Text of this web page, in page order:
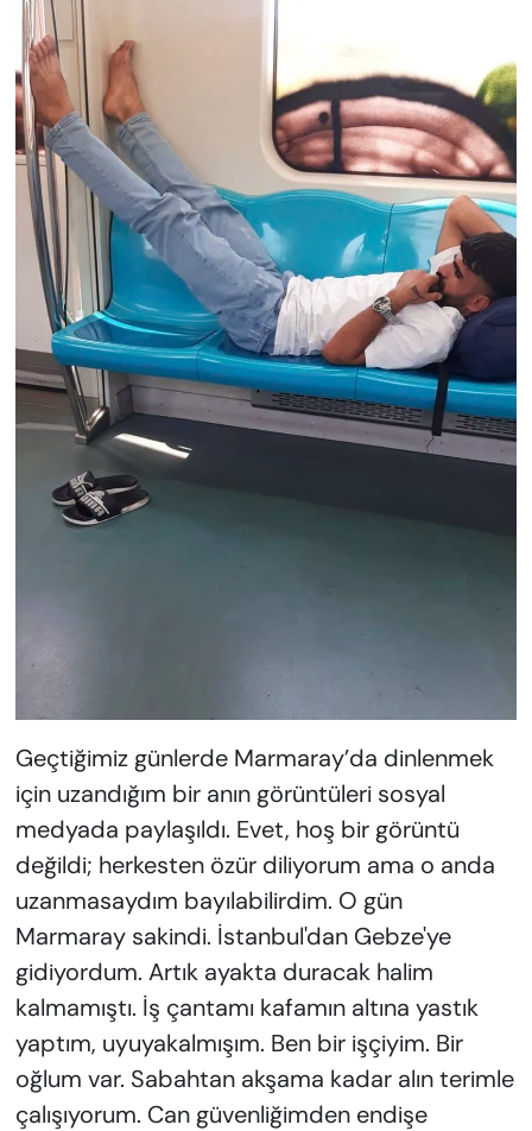
Geçtiğimiz günlerde Marmaray’da dinlenmek
için uzandığım bir anın görüntüleri sosyal
medyada paylaşıldı. Evet, hoş bir görüntü
değildi; herkesten özür diliyorum ama o anda
uzanmasaydım bayılabilirdim. O gün
Marmaray sakindi. İstanbul'dan Gebze'ye
gidiyordum. Artık ayakta duracak halim
kalmamıştı. İş çantamı kafamın altına yastık
yaptım, uyuyakalmışım. Ben bir işçiyim. Bir
oğlum var. Sabahtan akşama kadar alın terimle
çalışıyorum. Can güvenliğimden endişe